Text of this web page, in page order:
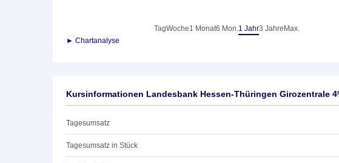
TagWoche1 Monat6 Mon.1 Jahr3 Jahre Max.
► Chartanalyse
Kursinformationen Landesbank Hessen-Thüringen Girozentrale
Tagesumsatz
Tagesumsatz in Stück